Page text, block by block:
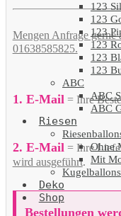
123
123
123
123
123
123
ABC
ABC
ABC
Riesen
Ohne
Mit
Kugelballons
Deko
Shop
Mengen Anfrage gerne
01638585825.
1. E-Mail = Ihre
2. E-Mail = Ihre
wird ausgeführt.
Bestellungen